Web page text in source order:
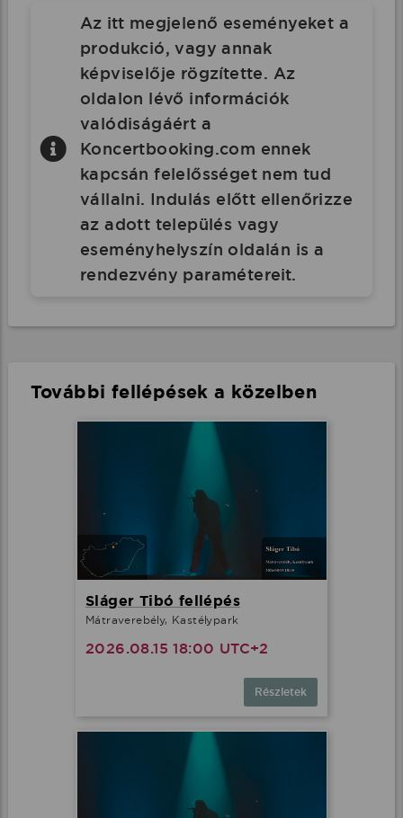
Az itt megjelenő eseményeket a
produkció, vagy annak
képviselője rögzítette. Az
oldalon lévő információk
valódiságáért a
Koncertbooking.com ennek
kapcsán felelősséget nem tud
vállalni. Indulás előtt ellenőrizze
az adott település vagy
eseményhelyszín oldalán is a
rendezvény paramétereit.
További fellépések a közelben
Sláger Tibó fellépés
Mátraverebély, Kastélypark
2026.08.15 18:00 UTC+2
Részletek